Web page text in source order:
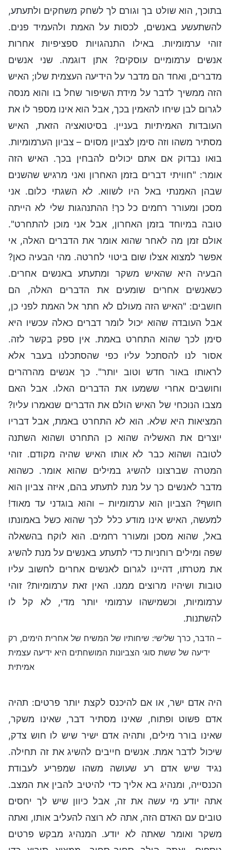
בתוכך, הוא שולט בך וגורם לך לשחק משחקים ולתעתע,
להשתעשע באנשים, לכסות על האמת ולהעמיד פנים.
זוהי ערמומיות. באילו התנהגויות ספציפיות אחרות
אנשים ערמומיים עוסקים? אתן דוגמה. שני אנשים
מדברים, ואחד הם מדבר על הידיעה העצמית שלו; האיש
הזה ממשיך לדבר על מידת השיפור שחל בו והוא מנסה
לגרום לבן שיחו להאמין בכך, אבל הוא אינו מספר לו את
העובדות האמיתיות בעניין. בסיטואציה הזאת, האיש
מסתיר משהו וזה סימן לצביון מסוים – צביון הערמומיות.
בואו נבדוק אם אתם יכולים להבחין בכך. האיש הזה
אומר: "חוויתי דברים בזמן האחרון ואני מרגיש שהשנים
שבהן האמנתי באל היו לשווא. לא השגתי כלום. אני
מסכן ומעורר רחמים כל כך! ההתנהגות שלי לא הייתה
טובה במיוחד בזמן האחרון, אבל אני מוכן להתחרט".
אולם זמן מה לאחר שהוא אומר את הדברים האלה, אי
אפשר למצוא אצלו שום ביטוי לחרטה. מהי הבעיה כאן?
הבעיה היא שהאיש משקר ומתעתע באנשים אחרים.
כשאנשים אחרים שומעים את הדברים האלה, הם
חושבים: "האיש הזה מעולם לא חתר אל האמת לפני כן,
אבל העובדה שהוא יכול לומר דברים כאלה עכשיו היא
סימן לכך שהוא התחרט באמת. אין ספק בקשר לזה.
אסור לנו להסתכל עליו כפי שהסתכלנו בעבר אלא
לראותו באור חדש וטוב יותר". כך אנשים מהרהרים
וחושבים אחרי ששמעו את הדברים האלו. אבל האם
מצבו הנוכחי של האיש הולם את הדברים שנאמרו עליו?
המציאות היא שלא. הוא לא התחרט באמת, אבל דבריו
יוצרים את האשליה שהוא כן התחרט ושהוא השתנה
לטובה ושהוא כבר לא אותו האיש שהיה מקודם. זוהי
המטרה שברצונו להשיג במילים שהוא אומר. כשהוא
מדבר לאנשים כך על מנת לתעתע בהם, איזה צביון הוא
חושף? הצביון הוא ערמומיות – והוא בוגדני עד מאוד!
למעשה, האיש אינו מודע כלל לכך שהוא כשל באמונתו
באל, שהוא מסכן ומעורר רחמים. הוא לוקח בהשאלה
שפה ומילים רוחניות כדי לתעתע באנשים על מנת להשיג
את מטרתו, דהיינו לגרום לאנשים אחרים לחשוב עליו
טובות ושיהיו מרוצים ממנו. האין זאת ערמומיות? זוהי
ערמומיות, וכשמישהו ערמומי יותר מדי, לא קל לו
להשתנות.
– הדבר, כרך שלישי: שיחותיו של המשיח של אחרית הימים, רק
ידיעה של ששת סוגי הצביונות המושחתים היא ידיעה עצמית
אמיתית
היה אדם ישר, או אם להיכנס לקצת יותר פרטים: תהיה
אדם פשוט ופתוח, שאינו מסתיר דבר, שאינו משקר,
שאינו בורר מילים, ותהיה אדם ישיר שיש לו חוש צדק,
שיכול לדבר אמת. אנשים חייבים להשיג את זה תחילה.
נגיד שיש אדם רע שעושה משהו שמפריע לעבודת
הכנסייה, ומנהיג בא אליך כדי להיטיב להבין את המצב.
אתה יודע מי עשה את זה, אבל כיוון שיש לך יחסים
טובים עם האדם הזה, אתה לא רוצה להעליב אותו, ואתה
משקר ואומר שאתה לא יודע. המנהיג מבקש פרטים